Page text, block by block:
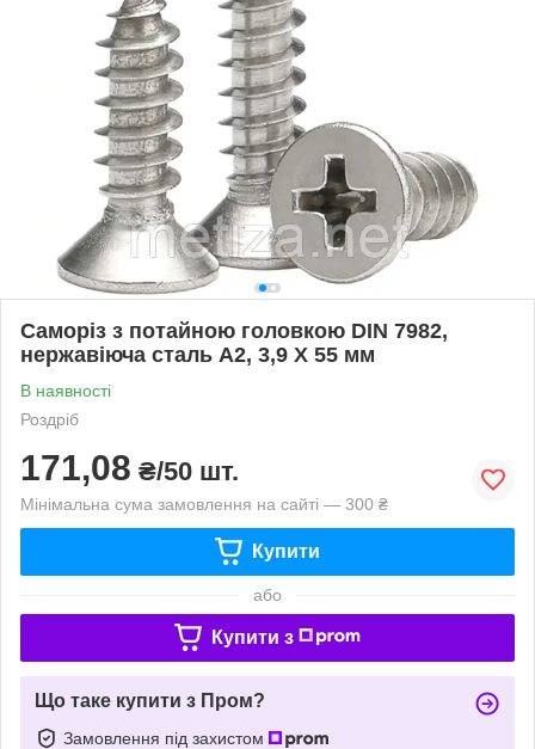
Саморіз з потайною головкою DIN 7982,
нержавіюча сталь А2, 3,9 X 55 мм
В наявності
Роздріб
171,08 ₴/50 шт.
Мінімальна сума замовлення на сайті — 300 ₴
Купити
або
Купити з
Що таке купити з Пром?
Замовлення під захистом